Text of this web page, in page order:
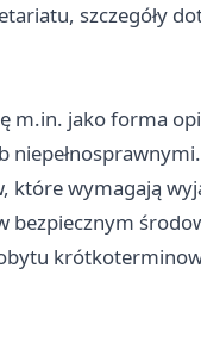
szczegóły
m.in. jako forma
które wymagają
bezpiecznym